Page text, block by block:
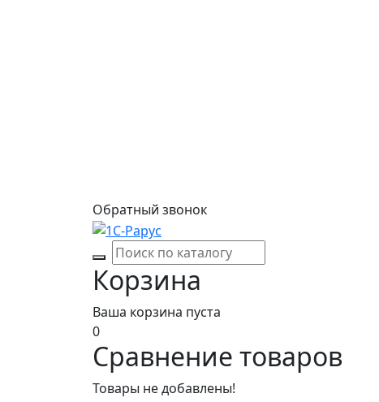
Обратный звонок
Корзина
Ваша корзина пуста
0
Сравнение товаров
Товары не добавлены!